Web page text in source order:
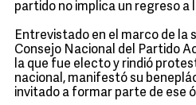
partido no implica un regreso a
Entrevistado en el marco de la
Consejo Nacional del Partido
la que fue electo y rindió
nacional, manifestó su
invitado a formar parte de ese